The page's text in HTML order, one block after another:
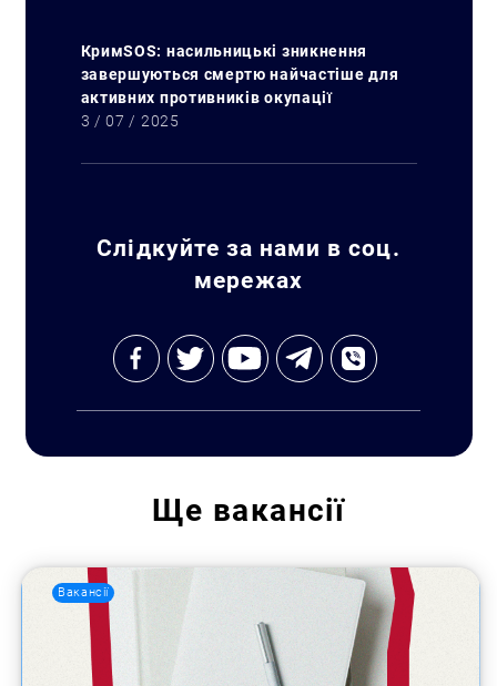
КримSOS: насильницькі зникнення
завершуються смертю найчастіше для
активних противників окупації
3 / 07 / 2025
Слідкуйте за нами в соц.
мережах
Ще вакансії
Вакансії